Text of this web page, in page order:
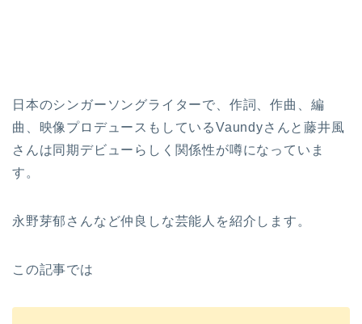
日本のシンガーソングライターで、作詞、作曲、編
曲、映像プロデュースもしているVaundyさんと藤井風
さんは同期デビューらしく関係性が噂になっていま
す。
永野芽郁さんなど仲良しな芸能人を紹介します。
この記事では